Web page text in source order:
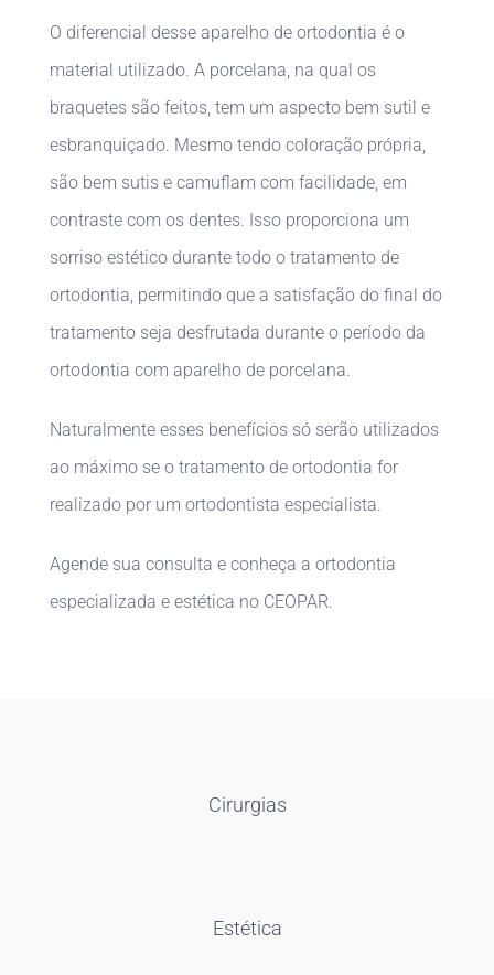
O diferencial desse aparelho de ortodontia é o
material utilizado. A porcelana, na qual os
braquetes são feitos, tem um aspecto bem sutil e
esbranquiçado. Mesmo tendo coloração própria,
são bem sutis e camuflam com facilidade, em
contraste com os dentes. Isso proporciona um
sorriso estético durante todo o tratamento de
ortodontia, permitindo que a satisfação do final do
tratamento seja desfrutada durante o período da
ortodontia com aparelho de porcelana.
Naturalmente esses benefícios só serão utilizados
ao máximo se o tratamento de ortodontia for
realizado por um ortodontista especialista.
Agende sua consulta e conheça a ortodontia
especializada e estética no CEOPAR.
Cirurgias
Estética